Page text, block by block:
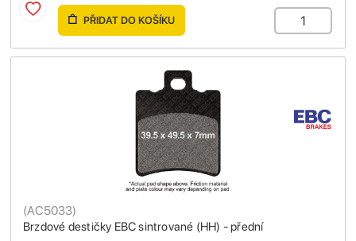
PŘIDAT DO KOŠÍKU
Brzdové destičky EBC sintrované (HH) - přední
(AC5033)